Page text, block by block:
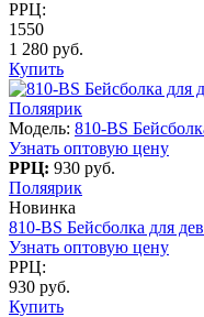
РРЦ:
1550
1 280 руб.
Купить
Поляярик
Модель: 810-BS
Узнать оптовую цену
РРЦ: 930 руб.
Поляярик
Новинка
810-BS Бейсболка для
Узнать оптовую цену
РРЦ:
930 руб.
Купить